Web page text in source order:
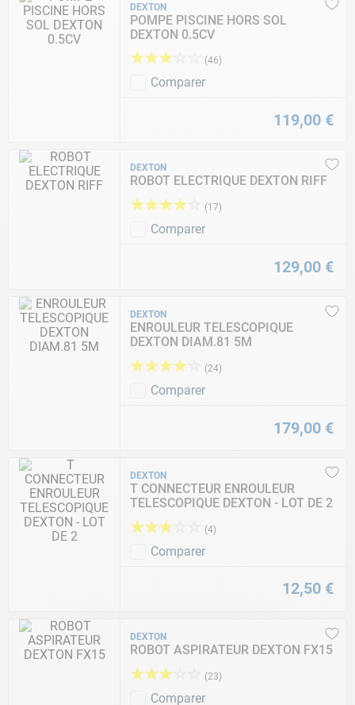
DEXTON
POMPE PISCINE HORS SOL
DEXTON 0.5CV
★★★ (46)
Comparer
119,00 €
DEXTON
ROBOT ELECTRIQUE DEXTON RIFF
★★★★ (17)
Comparer
129,00 €
DEXTON
ENROULEUR TELESCOPIQUE
DEXTON DIAM.81 5M
★★★★ (24)
Comparer
179,00 €
DEXTON
T CONNECTEUR ENROULEUR
TELESCOPIQUE DEXTON - LOT DE 2
★★★ (4)
Comparer
12,50 €
DEXTON
ROBOT ASPIRATEUR DEXTON FX15
★★★ (23)
Comparer